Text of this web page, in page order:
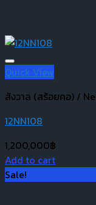
Quick View
สังวาล (สร้อยคอ) /
12NN108
1,200,000฿
Add to cart
Sale!